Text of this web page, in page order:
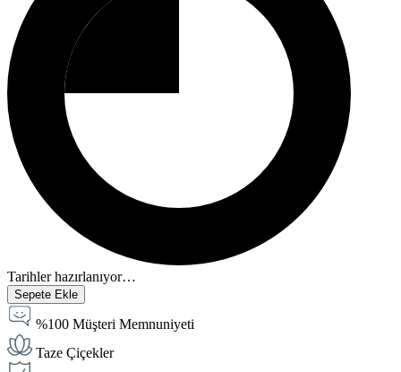
Tarihler hazırlanıyor…
Sepete Ekle
%100 Müşteri Memnuniyeti
Taze Çiçekler